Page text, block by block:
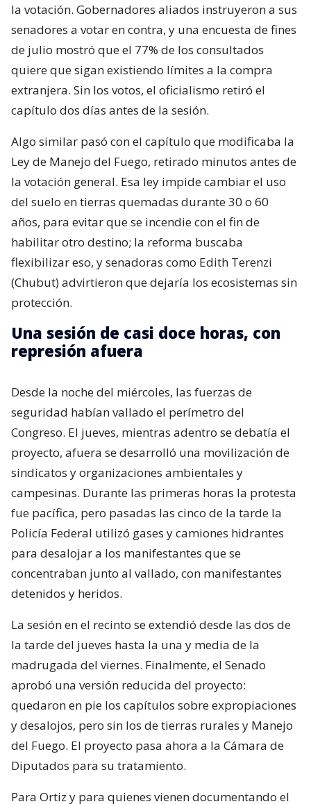
la votación. Gobernadores aliados instruyeron a sus
senadores a votar en contra, y una encuesta de fines
de julio mostró que el 77% de los consultados
quiere que sigan existiendo límites a la compra
extranjera. Sin los votos, el oficialismo retiró el
capítulo dos días antes de la sesión.
Algo similar pasó con el capítulo que modificaba la
Ley de Manejo del Fuego, retirado minutos antes de
la votación general. Esa ley impide cambiar el uso
del suelo en tierras quemadas durante 30 o 60
años, para evitar que se incendie con el fin de
habilitar otro destino; la reforma buscaba
flexibilizar eso, y senadoras como Edith Terenzi
(Chubut) advirtieron que dejaría los ecosistemas sin
protección.
Una sesión de casi doce horas, con
represión afuera
Desde la noche del miércoles, las fuerzas de
seguridad habían vallado el perímetro del
Congreso. El jueves, mientras adentro se debatía el
proyecto, afuera se desarrolló una movilización de
sindicatos y organizaciones ambientales y
campesinas. Durante las primeras horas la protesta
fue pacífica, pero pasadas las cinco de la tarde la
Policía Federal utilizó gases y camiones hidrantes
para desalojar a los manifestantes que se
concentraban junto al vallado, con manifestantes
detenidos y heridos.
La sesión en el recinto se extendió desde las dos de
la tarde del jueves hasta la una y media de la
madrugada del viernes. Finalmente, el Senado
aprobó una versión reducida del proyecto:
quedaron en pie los capítulos sobre expropiaciones
y desalojos, pero sin los de tierras rurales y Manejo
del Fuego. El proyecto pasa ahora a la Cámara de
Diputados para su tratamiento.
Para Ortiz y para quienes vienen documentando el